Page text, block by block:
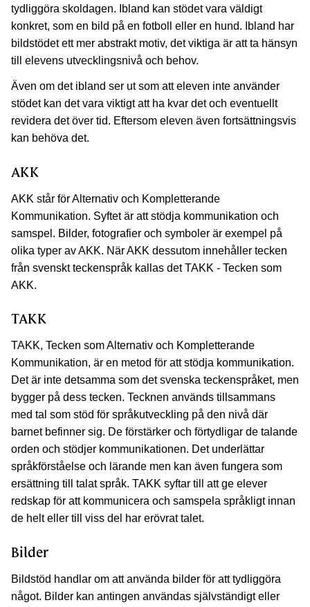
tydliggöra skoldagen. Ibland kan stödet vara väldigt
konkret, som en bild på en fotboll eller en hund. Ibland har
bildstödet ett mer abstrakt motiv, det viktiga är att ta hänsyn
till elevens utvecklingsnivå och behov.
Även om det ibland ser ut som att eleven inte använder
stödet kan det vara viktigt att ha kvar det och eventuellt
revidera det över tid. Eftersom eleven även fortsättningsvis
kan behöva det.
AKK
AKK står för Alternativ och Kompletterande
Kommunikation. Syftet är att stödja kommunikation och
samspel. Bilder, fotografier och symboler är exempel på
olika typer av AKK. När AKK dessutom innehåller tecken
från svenskt teckenspråk kallas det TAKK - Tecken som
AKK.
TAKK
TAKK, Tecken som Alternativ och Kompletterande
Kommunikation, är en metod för att stödja kommunikation.
Det är inte detsamma som det svenska teckenspråket, men
bygger på dess tecken. Tecknen används tillsammans
med tal som stöd för språkutveckling på den nivå där
barnet befinner sig. De förstärker och förtydligar de talande
orden och stödjer kommunikationen. Det underlättar
språkförståelse och lärande men kan även fungera som
ersättning till talat språk. TAKK syftar till att ge elever
redskap för att kommunicera och samspela språkligt innan
de helt eller till viss del har erövrat talet.
Bilder
Bildstöd handlar om att använda bilder för att tydliggöra
något. Bilder kan antingen användas självständigt eller